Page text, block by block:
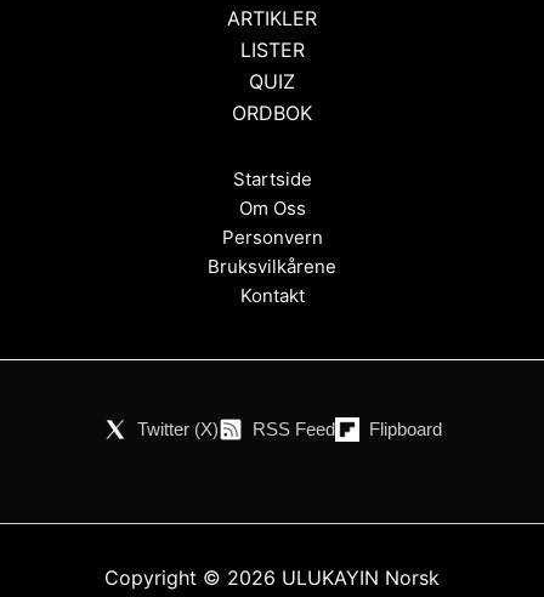
ARTIKLER
LISTER
QUIZ
ORDBOK
Startside
Om Oss
Personvern
Bruksvilkårene
Kontakt
Twitter (X) RSS Feed Flipboard
Copyright © 2026 ULUKAYIN Norsk